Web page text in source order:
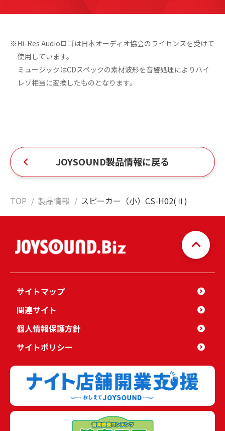
※Hi-Res Audioロゴは日本オーディオ協会のライセンスを受けて
使用しています。
ミュージックはCDスペックの素材波形を音響処理によりハイ
レゾ相当に変換したものとなります。
JOYSOUND製品情報に戻る
TOP 製品情報 スピーカー（小）CS-H02(Ⅱ)
サイトマップ
関連サイト
個人情報保護方針
サイトポリシー